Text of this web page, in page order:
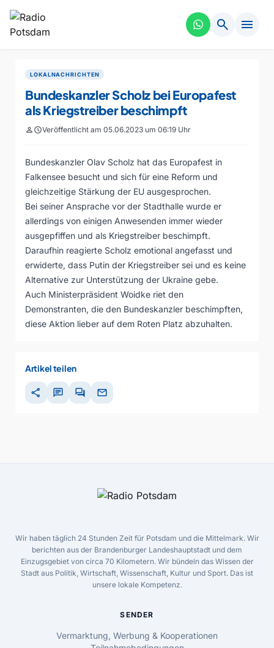
search menu
LOKALNACHRICHTEN
Bundeskanzler Scholz bei Europafest
als Kriegstreiber beschimpft
personscheduleVeröffentlicht am 05.06.2023 um 06:19 Uhr
Bundeskanzler Olav Scholz hat das Europafest in
Falkensee besucht und sich für eine Reform und
gleichzeitige Stärkung der EU ausgesprochen.
Bei seiner Ansprache vor der Stadthalle wurde er
allerdings von einigen Anwesenden immer wieder
ausgepfiffen und als Kriegstreiber beschimpft.
Daraufhin reagierte Scholz emotional angefasst und
erwiderte, dass Putin der Kriegstreiber sei und es keine
Alternative zur Unterstützung der Ukraine gebe.
Auch Ministerpräsident Woidke riet den
Demonstranten, die den Bundeskanzler beschimpften,
diese Aktion lieber auf dem Roten Platz abzuhalten.
Artikel teilen
share chat forum mail
Wir haben täglich 24 Stunden Zeit für Potsdam und die Mittelmark. Wir
berichten aus der Brandenburger Landeshauptstadt und dem
Einzugsgebiet von circa 70 Kilometern. Wir bündeln das Wissen der
Stadt aus Politik, Wirtschaft, Wissenschaft, Kultur und Sport. Das ist
unsere lokale Kompetenz.
SENDER
Vermarktung, Werbung & Kooperationen